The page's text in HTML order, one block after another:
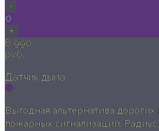
-
0
+
8 990
руб.
Датчик дыма
Выгодная альтернатива
пожарных сигнализаций. Радиус